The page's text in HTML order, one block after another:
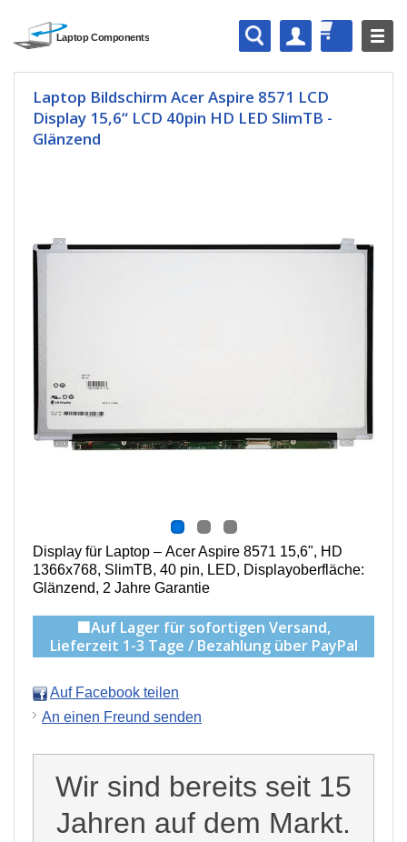
Laptop Bildschirm Acer Aspire 8571 LCD
Display 15,6“ LCD 40pin HD LED SlimTB -
Glänzend
Display für Laptop – Acer Aspire 8571 15,6", HD
1366x768, SlimTB, 40 pin, LED, Displayoberfläche:
Glänzend, 2 Jahre Garantie
🟩Auf Lager für sofortigen Versand,
Lieferzeit 1-3 Tage / Bezahlung über PayPal
Auf Facebook teilen
An einen Freund senden
Wir sind bereits seit 15
Jahren auf dem Markt.